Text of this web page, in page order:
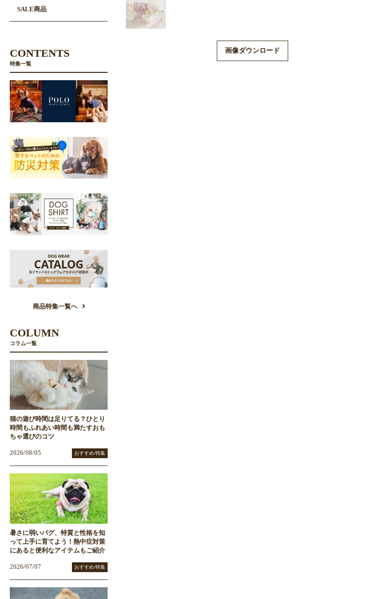
画像ダウンロード
SALE商品
CONTENTS
特集一覧
商品特集一覧へ
COLUMN
コラム一覧
猫の遊び時間は足りてる？ひとり
時間もふれあい時間も満たすおも
ちゃ選びのコツ
2026/08/05 おすすめ/特集
暑さに弱いパグ、特質と性格を知
って上手に育てよう！熱中症対策
にあると便利なアイテムもご紹介
2026/07/07 おすすめ/特集